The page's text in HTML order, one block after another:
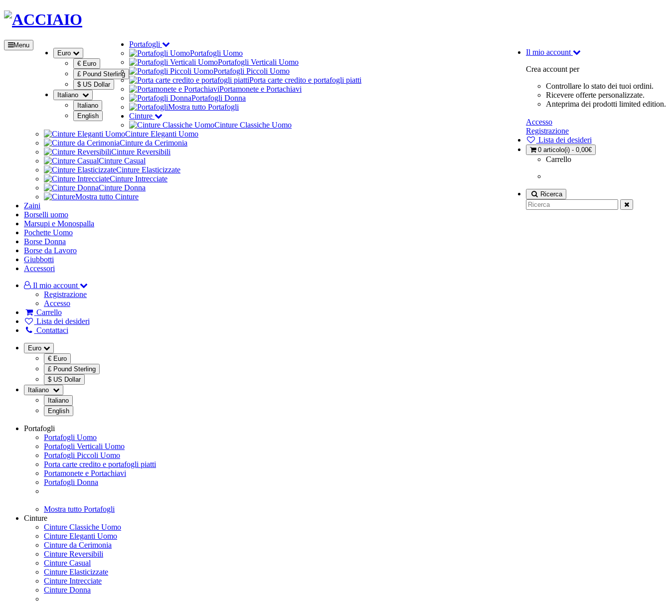
Menu
Il mio account
Crea account per
Controllare lo stato dei tuoi ordini.
Ricevere offerte personalizzate.
Anteprima dei prodotti limited edition.
Accesso
Registrazione
Lista dei desideri
0 articolo(i) - 0,00€
Carrello
Ricerca
Euro
€ Euro
£ Pound Sterling
$ US Dollar
Italiano
Italiano
English
Portafogli
Portafogli Uomo
Portafogli Verticali Uomo
Portafogli Piccoli Uomo
Porta carte credito e portafogli piatti
Portamonete e Portachiavi
Portafogli Donna
Mostra tutto Portafogli
Cinture
Cinture Classiche Uomo
Cinture Eleganti Uomo
Cinture da Cerimonia
Cinture Reversibili
Cinture Casual
Cinture Elasticizzate
Cinture Intrecciate
Cinture Donna
Mostra tutto Cinture
Zaini
Borselli uomo
Marsupi e Monospalla
Pochette Uomo
Borse Donna
Borse da Lavoro
Giubbotti
Accessori
Il mio account
Registrazione
Accesso
Carrello
Lista dei desideri
Contattaci
Euro
€ Euro
£ Pound Sterling
$ US Dollar
Italiano
Italiano
English
Portafogli
Portafogli Uomo
Portafogli Verticali Uomo
Portafogli Piccoli Uomo
Porta carte credito e portafogli piatti
Portamonete e Portachiavi
Portafogli Donna
Mostra tutto Portafogli
Cinture
Cinture Classiche Uomo
Cinture Eleganti Uomo
Cinture da Cerimonia
Cinture Reversibili
Cinture Casual
Cinture Elasticizzate
Cinture Intrecciate
Cinture Donna